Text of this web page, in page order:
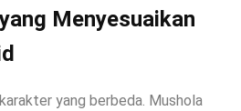
Menyesuaikan
yang berbeda. Mushola